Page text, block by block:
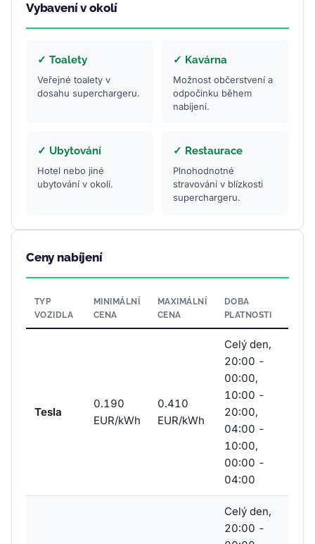
Vybavení v okolí
✓ Toalety
Veřejné toalety v
dosahu superchargeru.
✓ Kavárna
Možnost občerstvení a
odpočinku během
nabíjení.
✓ Ubytování
Hotel nebo jiné
ubytování v okolí.
✓ Restaurace
Plnohodnotné
stravování v blízkosti
superchargeru.
Ceny nabíjení
TYP
VOZIDLA
MINIMÁLNÍ
CENA
MAXIMÁLNÍ
CENA
DOBA
PLATNOSTI
Tesla
0.190
EUR/kWh
0.410
EUR/kWh
Celý den,
20:00 -
00:00,
10:00 -
20:00,
04:00 -
10:00,
00:00 -
04:00
Celý den,
20:00 -